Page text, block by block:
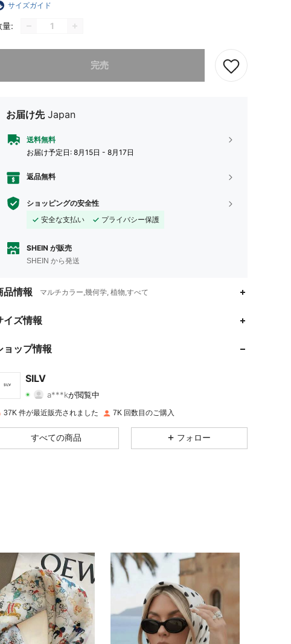
サイズガイド
量:
完売
お届け先 Japan
送料無料
お届け予定日: 8月15日 - 8月17日
返品無料
ショッピングの安全性
安全な支払い
プライバシー保護
SHEIN が販売
SHEIN から発送
品情報 マルチカラー,幾何学, 植物,すべて
イズ情報
ョップ情報
SILV
4.94
4.94 評価 106商品
4.94 106
4.94 106 1.6K
4.94 106 1.6K
37K 件が最近販売されました 7K 回数目のご購入
すべての商品 フォロー